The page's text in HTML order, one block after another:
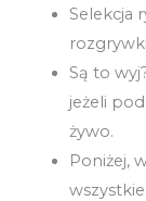
Selekcja
Są to
jeżeli
żywo.
Poniżej,